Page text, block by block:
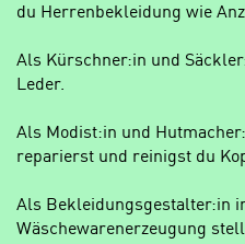
du Herrenbekleidung wie
Als Kürschner:in und
Leder.
Als Modist:in und
reparierst und reinigst du
Als Bekleidungsgestalter:in
Wäschewarenerzeugung